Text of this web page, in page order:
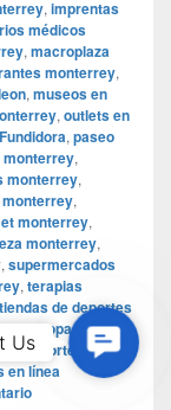
, imprentas
médicos
, macroplaza
monterrey,
, museos en
, outlets en
, paseo
monterrey,
monterrey,
,
monterrey,
monterrey,
, supermercados
, terapias
tiendas de deportes
de ropa
, transporte público
en línea
Us
Us